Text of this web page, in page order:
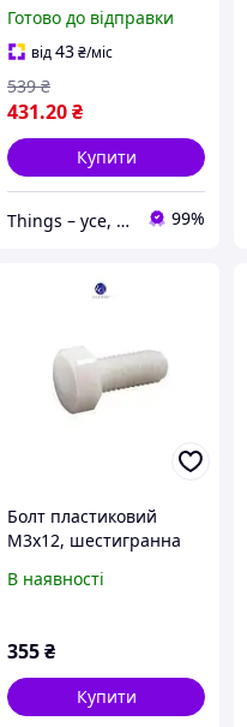
Готово до відправки
від43₴/міс
431.20₴
539 ₴
Купити
Things – усе, що потрібно, під рукою 99%
Болт пластиковий
M3x12, шестигранна
Ціна вказана за
довжина
В наявності
355₴
Купити